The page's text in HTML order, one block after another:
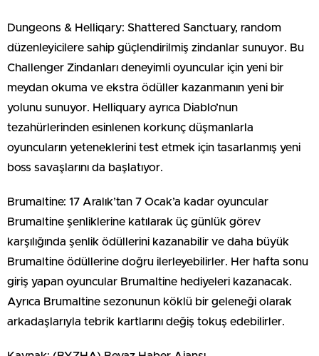
Dungeons & Helliqary: Shattered Sanctuary, random
düzenleyicilere sahip güçlendirilmiş zindanlar sunuyor. Bu
Challenger Zindanları deneyimli oyuncular için yeni bir
meydan okuma ve ekstra ödüller kazanmanın yeni bir
yolunu sunuyor. Helliquary ayrıca Diablo’nun
tezahürlerinden esinlenen korkunç düşmanlarla
oyuncuların yeteneklerini test etmek için tasarlanmış yeni
boss savaşlarını da başlatıyor.
Brumaltine: 17 Aralık’tan 7 Ocak’a kadar oyuncular
Brumaltine şenliklerine katılarak üç günlük görev
karşılığında şenlik ödüllerini kazanabilir ve daha büyük
Brumaltine ödüllerine doğru ilerleyebilirler. Her hafta sonu
giriş yapan oyuncular Brumaltine hediyeleri kazanacak.
Ayrıca Brumaltine sezonunun köklü bir geleneği olarak
arkadaşlarıyla tebrik kartlarını değiş tokuş edebilirler.